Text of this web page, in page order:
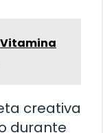
Vitamina
creativa
durante